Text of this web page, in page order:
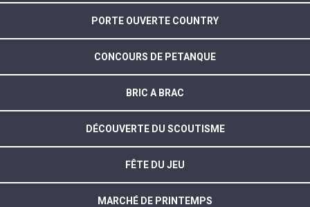
PORTE OUVERTE COUNTRY
CONCOURS DE PETANQUE
BRIC A BRAC
DÉCOUVERTE DU SCOUTISME
FÊTE DU JEU
MARCHÉ DE PRINTEMPS